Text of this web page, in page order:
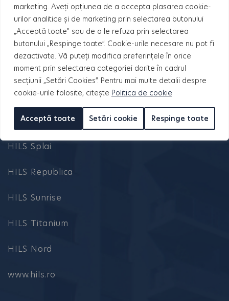
marketing. Aveți opțiunea de a accepta plasarea cookie-
urilor analitice și de marketing prin selectarea butonului
„Acceptă toate” sau de a le refuza prin selectarea
butonului „Respinge toate”. Cookie-urile necesare nu pot fi
dezactivate. Vă puteți modifica preferințele în orice
moment prin selectarea categoriei dorite în cadrul
secțiunii „Setări Cookies”. Pentru mai multe detalii despre
cookie-urile folosite, citește Politica de cookie
Setări cookie Respinge toate
Acceptă toate
PROIECTE
HILS Pallady
HILS Brauner
HILS Splai
HILS Republica
HILS Sunrise
HILS Titanium
HILS Nord
www.hils.ro